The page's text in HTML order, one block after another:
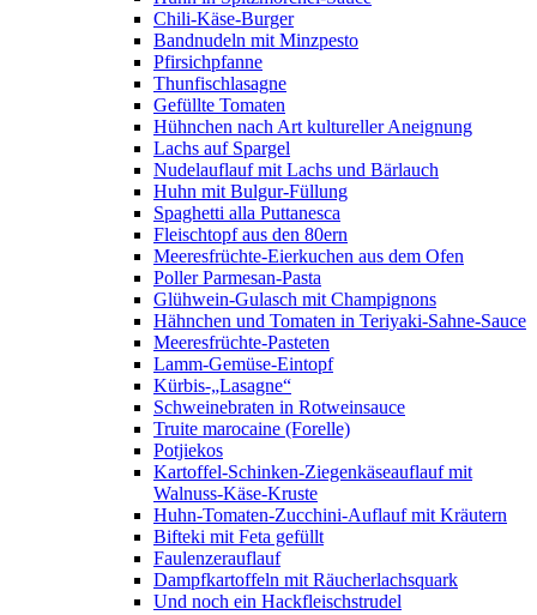
Chili-Käse-Burger
Bandnudeln mit Minzpesto
Pfirsichpfanne
Thunfischlasagne
Gefüllte Tomaten
Hühnchen nach Art kultureller Aneignung
Lachs auf Spargel
Nudelauflauf mit Lachs und Bärlauch
Huhn mit Bulgur-Füllung
Spaghetti alla Puttanesca
Fleischtopf aus den 80ern
Meeresfrüchte-Eierkuchen aus dem Ofen
Poller Parmesan-Pasta
Glühwein-Gulasch mit Champignons
Hähnchen und Tomaten in Teriyaki-Sahne-Sauce
Meeresfrüchte-Pasteten
Lamm-Gemüse-Eintopf
Kürbis-„Lasagne“
Schweinebraten in Rotweinsauce
Truite marocaine (Forelle)
Potjiekos
Kartoffel-Schinken-Ziegenkäseauflauf mit
Walnuss-Käse-Kruste
Huhn-Tomaten-Zucchini-Auflauf mit Kräutern
Bifteki mit Feta gefüllt
Faulenzerauflauf
Dampfkartoffeln mit Räucherlachsquark
Und noch ein Hackfleischstrudel